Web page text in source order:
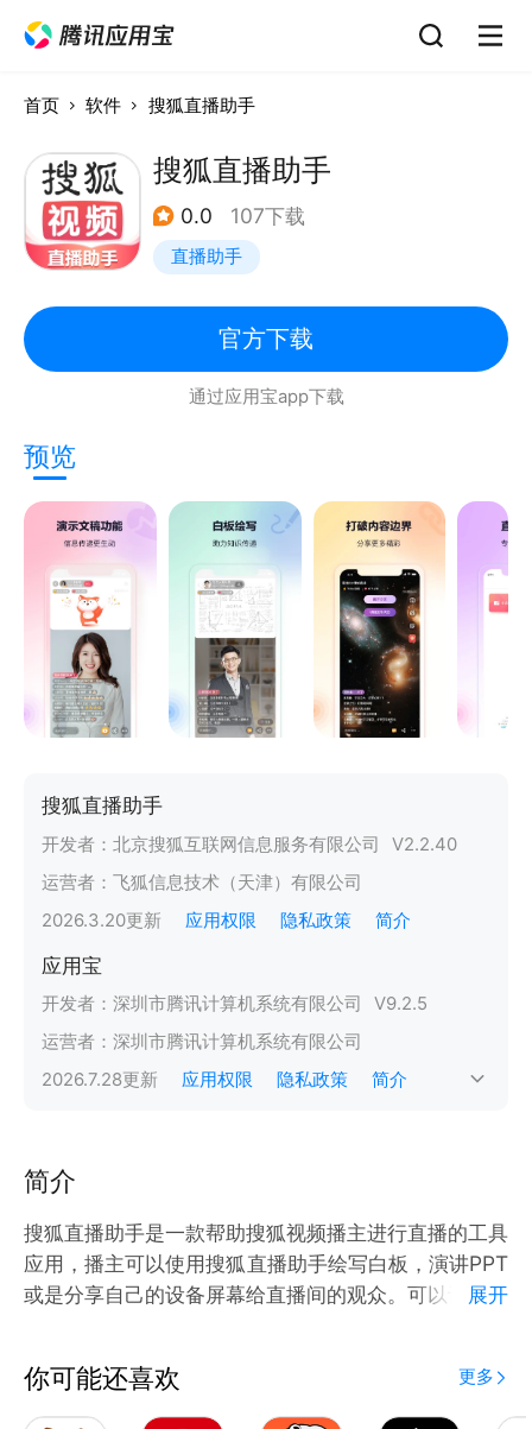
首页 软件 搜狐直播助手
搜狐直播助手
0.0 107下载
直播助手
官方下载
通过应用宝app下载
预览
搜狐直播助手
开发者： 北京搜狐互联网信息服务有限公司 V2.2.40
运营者： 飞狐信息技术（天津）有限公司
2026.3.20更新 应用权限 隐私政策 简介
应用宝
开发者： 深圳市腾讯计算机系统有限公司 V9.2.5
运营者： 深圳市腾讯计算机系统有限公司
2026.7.28更新 应用权限 隐私政策 简介
简介
搜狐直播助手是一款帮助搜狐视频播主进行直播的工具
应用，播主可以使用搜狐直播助手绘写白板，演讲PPT
或是分享自己的设备屏幕给直播间的观众。可以让您的
展开
你可能还喜欢 更多